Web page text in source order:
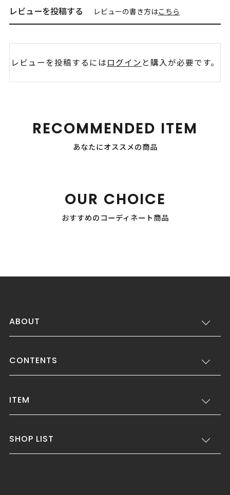
レビューを投稿する レビューの書き方はこちら
レビューを投稿するにはログイン と購入が必要です。
RECOMMENDED ITEM
あなたにオススメの商品
OUR CHOICE
おすすめのコーディネート商品
ABOUT
CONTENTS
ITEM
SHOP LIST